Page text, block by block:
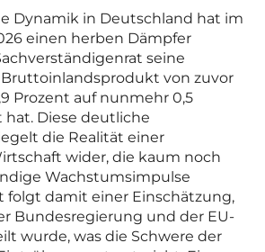
Dynamik in Deutschland hat im
einen herben Dämpfer
seine
Bruttoinlandsprodukt von zuvor
Prozent auf nunmehr 0,5
hat. Diese deutliche
die Realität einer
wider, die kaum noch
Wachstumsimpulse
folgt damit einer Einschätzung,
Bundesregierung und der EU-
wurde, was die Schwere der